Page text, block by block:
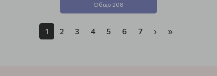
Общо 208
1 2 3 4 5 6 7 › »